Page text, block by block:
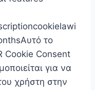
το
Cookie Consent
για να
χρήστη στην